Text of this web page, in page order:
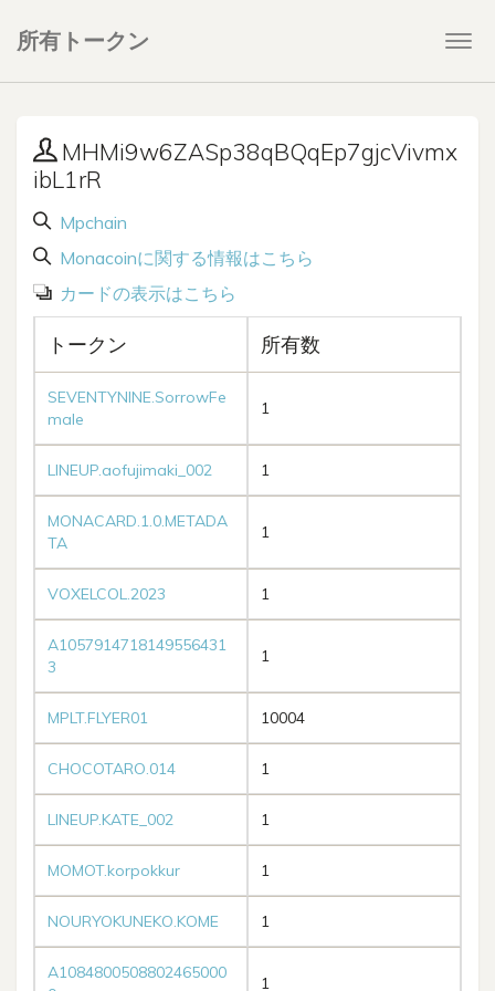
所有トークン
MHMi9w6ZASp38qBQqEp7gjcVivmx
ibL1rR
Mpchain
Monacoinに関する情報はこちら
カードの表示はこちら
トークン 所有数
SEVENTYNINE.SorrowFe
male
1
LINEUP.aofujimaki_002 1
MONACARD.1.0.METADA
TA
1
VOXELCOL.2023 1
A1057914718149556431
3
1
MPLT.FLYER01 10004
CHOCOTARO.014 1
LINEUP.KATE_002 1
MOMOT.korpokkur 1
NOURYOKUNEKO.KOME 1
A1084800508802465000
1